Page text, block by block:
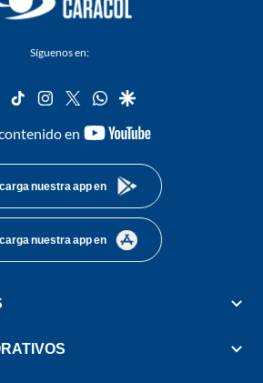
Síguenos en:
facebook
tiktok instagram
twitterwhatsapp
google
en
youtube-
nuestra app en
nuestra app en